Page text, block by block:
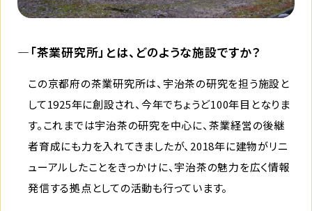
―「茶業研究所」とは、どのような施設ですか？
この京都府の茶業研究所は、宇治茶の研究を担う施設と
して1925年に創設され、今年でちょうど100年目となりま
す。これまでは宇治茶の研究を中心に、茶業経営の後継
者育成にも力を入れてきましたが、2018年に建物がリニ
ューアルしたことをきっかけに、宇治茶の魅力を広く情報
発信する拠点としての活動も行っています。